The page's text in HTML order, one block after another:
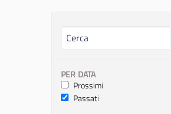
PER DATA
Prossimi
Passati